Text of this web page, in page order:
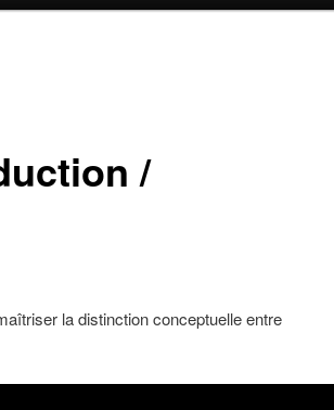
/
la distinction conceptuelle entre